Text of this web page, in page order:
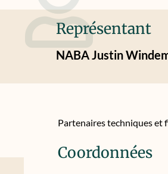
Représentant
NABA Justin
Partenaires techniques
Coordonnées